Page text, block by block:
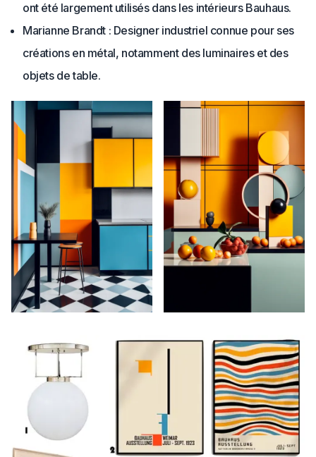
ont été largement utilisés dans les intérieurs Bauhaus.
Marianne Brandt : Designer industriel connue pour ses
créations en métal, notamment des luminaires et des
objets de table.